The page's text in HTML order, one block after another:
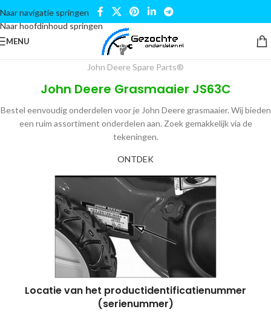
Naar navigatie springen
Naar hoofdinhoud springen
MENU
John Deere Spare Parts®
John Deere Grasmaaier JS63C
Bestel eenvoudig onderdelen voor je John Deere grasmaaier. Wij bieden
een ruim assortiment onderdelen aan. Zoek gemakkelijk via de
tekeningen.
ONTDEK
Locatie van het productidentificatienummer
(serienummer)